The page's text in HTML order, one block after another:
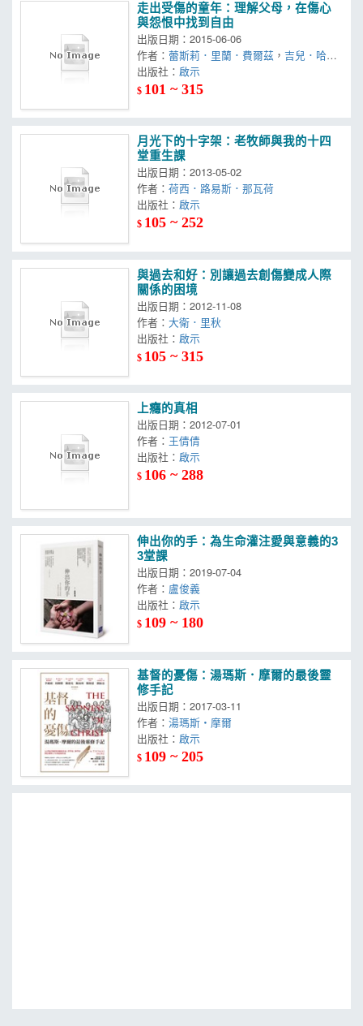
走出受傷的童年：理解父母，在傷心
與怨恨中找到自由
出版日期：2015-06-06
作者：蕾斯莉．里蘭．費爾茲 ，吉兒．哈伯
德
出版社：
$ 101 ~ 315
月光下的十字架：老牧師與我的十四
堂重生課
出版日期：2013-05-02
作者：荷西．路易斯．那瓦荷
出版社：
$ 105 ~ 252
與過去和好：別讓過去創傷變成人際
關係的困境
出版日期：2012-11-08
作者：大衛．里秋
出版社： 啟示
$ 105 ~ 315
上癮的真相
出版日期：2012-07-01
作者： 王倩倩
出版社：
$ 106 ~ 288
伸出你的手：為生命灌注愛與意義的3
3堂課
出版日期：2019-07-04
作者： 盧俊義
出版社：啟示
$ 109 ~ 180
基督的憂傷：湯瑪斯．摩爾的最後靈
修手記
出版日期：2017-03-11
作者：湯瑪斯・摩爾
出版社： 啟示
$ 109 ~ 205